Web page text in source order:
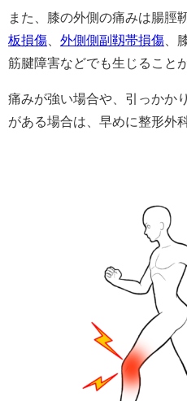
また、膝の外側の痛みは腸脛
板損傷
外側側副靱帯損傷 、
筋腱障害などでも生じること
痛みが強い場合や、引っかか
がある場合は、早めに整形外